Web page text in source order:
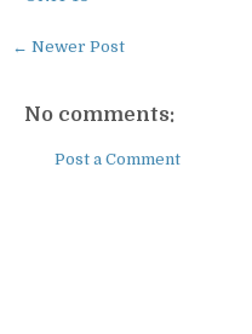
← Newer Post
No comments:
Post a Comment